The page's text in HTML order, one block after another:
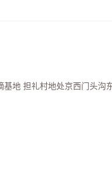
地 担礼村地处京西门头沟